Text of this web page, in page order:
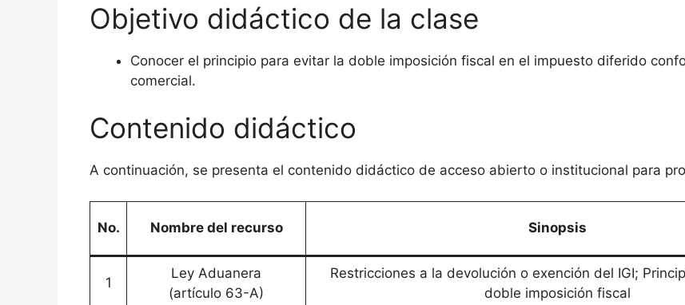
Objetivo didáctico de la clase
Conocer el principio para evitar la doble imposición fiscal en el impuesto diferido
comercial.
Contenido didáctico
A continuación, se presenta el contenido didáctico de acceso abierto o institucional para
No. Nombre del recurso Sinopsis
1
Ley Aduanera
(artículo 63-A)
Restricciones a la devolución o exención del IGI;
doble imposición fiscal